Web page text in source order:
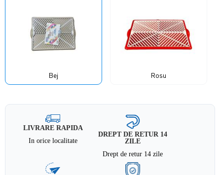
Bej Rosu
LIVRARE RAPIDA
In orice localitate
DREPT DE RETUR 14
ZILE
Drept de retur 14 zile